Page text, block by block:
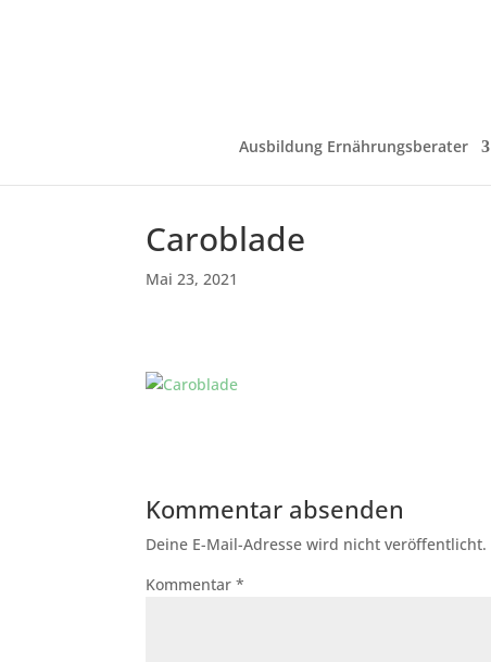
Ausbildung Ernährungsberater
Caroblade
Mai 23, 2021
Kommentar absenden
Deine E-Mail-Adresse wird nicht veröffentlicht.
Kommentar*